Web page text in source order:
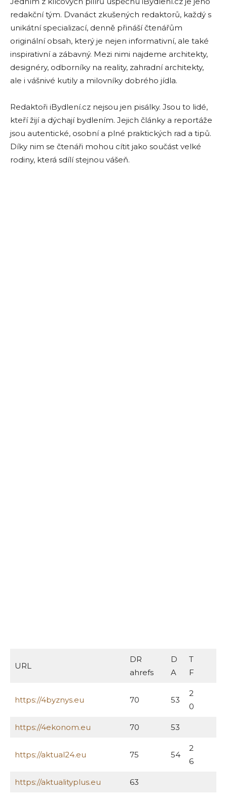
redakční tým. Dvanáct zkušených redaktorů, každý s
unikátní specializací, denně přináší čtenářům
originální obsah, který je nejen informativní, ale také
inspirativní a zábavný. Mezi nimi najdeme architekty,
designéry, odborníky na reality, zahradní architekty,
ale i vášnivé kutily a milovníky dobrého jídla.
Redaktoři iBydlení.cz nejsou jen pisálky. Jsou to lidé,
kteří žijí a dýchají bydlením. Jejich články a reportáže
jsou autentické, osobní a plné praktických rad a tipů.
Díky nim se čtenáři mohou cítit jako součást velké
rodiny, která sdílí stejnou vášeň.
URL
DR
ahrefs
D
A
T
F
https://4byznys.eu 70 53
2
0
https://4ekonom.eu 70 53
https://aktual24.eu 75 54
2
6
https://aktualityplus.eu 63